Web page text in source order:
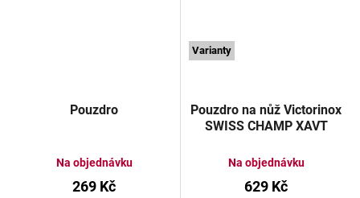
Pouzdro
Na objednávku
269 Kč
Varianty
Pouzdro na nůž Victorinox
SWISS CHAMP XAVT
Na objednávku
629 Kč